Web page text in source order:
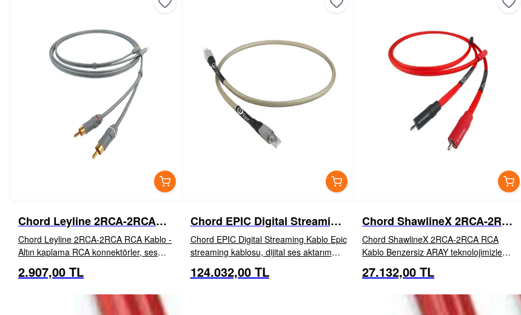
Chord Leyline 2RCA-2RCA
RCA Kablo
Chord Leyline 2RCA-2RCA RCA Kablo -
Altın kaplama RCA konnektörler, ses
frekansları boyunca sinyal iletimini
iyileştirir. - Güvenilirlik için sıkışma
2.907,00 TL
İNCELE
Chord EPIC Digital Streaming
Kablo
Chord EPIC Digital Streaming Kablo Epic
streaming kablosu, dijital ses aktarım
bileşenleriyle kullanım için geliştirilmiştir
– ancak bunlara Ethernet kablosu
124.032,00 TL
İNCELE
Chord ShawlineX 2RCA-2RCA
RCA Kablo
Chord ShawlineX 2RCA-2RCA RCA
Kablo Benzersiz ARAY teknolojimizle
üretilen kablolar, İngiltere'de
hassasiyetle el işçiliğiyle yapılmaktadır.
27.132,00 TL
İNCELE